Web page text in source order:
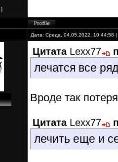
]
Дата: Среда, 04.05.2022, 10:44:58
Цитата Lexx77
лечатся все
Вроде так
Цитата Lexx77
лечить еще и